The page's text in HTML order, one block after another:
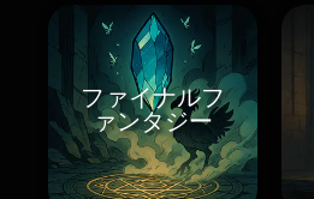
ファイナルフ
ァンタジー